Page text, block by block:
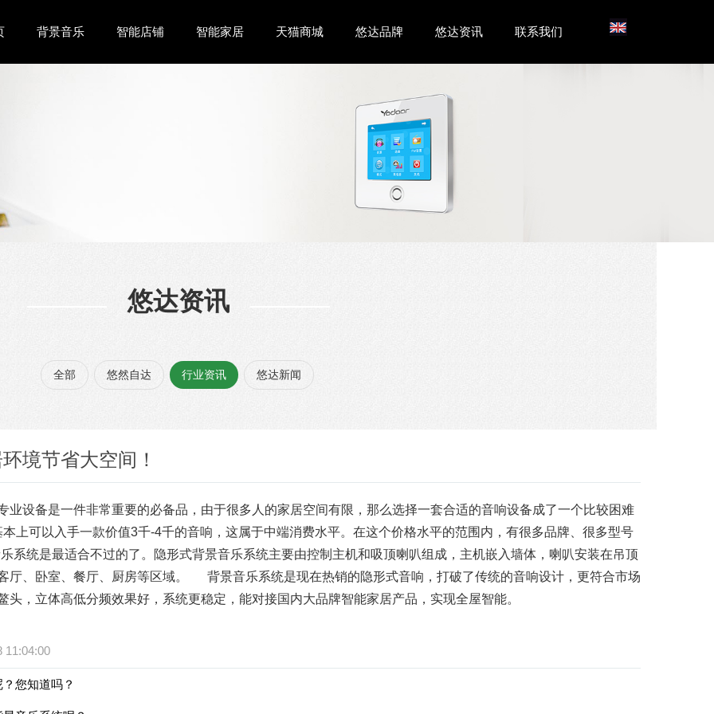
背景音乐 智能店铺 智能家居 天猫商城 悠达品牌 悠达资讯 联系我们
悠达资讯
全部 悠然自达 行业资讯 悠达新闻
境节省大空间！
业设备是一件非常重要的必备品，由于很多人的家居空间有限，那么选择一套合适的音响设备成了一个比较困难
上可以入手一款价值3千-4千的音响，这属于中端消费水平。在这个价格水平的范围内，有很多品牌、很多型号
系统是最适合不过的了。隐形式背景音乐系统主要由控制主机和吸顶喇叭组成，主机嵌入墙体，喇叭安装在吊顶
厅、卧室、餐厅、厨房等区域。
背景音乐系统是现在热销的隐形式音响，打破了传统的音响设计，更符合市场
头，立体高低分频效果好，系统更稳定，能对接国内大品牌智能家居产品，实现全屋智能。
11:04:00
您知道吗？